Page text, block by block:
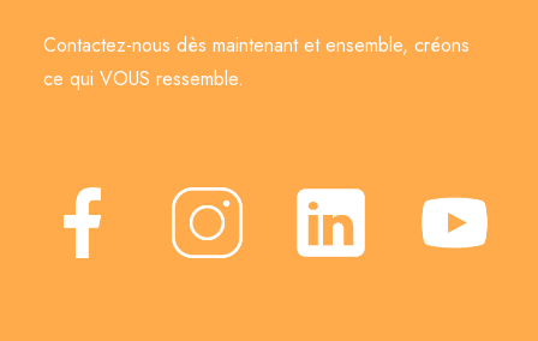
Contactez-nous dès maintenant et ensemble, créons
ce qui VOUS ressemble.